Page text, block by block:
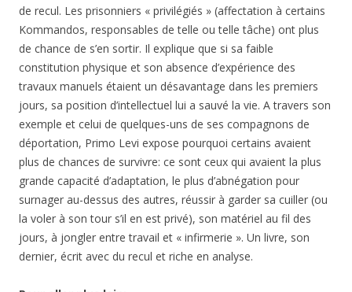
de recul. Les prisonniers « privilégiés » (affectation à certains
Kommandos, responsables de telle ou telle tâche) ont plus
de chance de s’en sortir. Il explique que si sa faible
constitution physique et son absence d’expérience des
travaux manuels étaient un désavantage dans les premiers
jours, sa position d’intellectuel lui a sauvé la vie. A travers son
exemple et celui de quelques-uns de ses compagnons de
déportation, Primo Levi expose pourquoi certains avaient
plus de chances de survivre: ce sont ceux qui avaient la plus
grande capacité d’adaptation, le plus d’abnégation pour
surnager au-dessus des autres, réussir à garder sa cuiller (ou
la voler à son tour s’il en est privé), son matériel au fil des
jours, à jongler entre travail et « infirmerie ». Un livre, son
dernier, écrit avec du recul et riche en analyse.